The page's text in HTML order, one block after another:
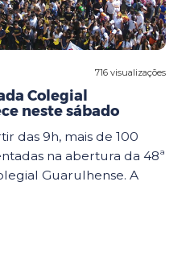
716 visualizações
Colegial
neste sábado
das 9h, mais de 100
na abertura da 48ª
Guarulhense. A